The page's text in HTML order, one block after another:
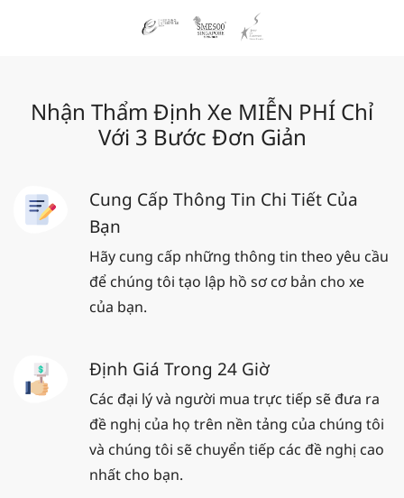
Nhận Thẩm Định Xe MIỄN PHÍ Chỉ
Với 3 Bước Đơn Giản
Cung Cấp Thông Tin Chi Tiết Của
Bạn
Hãy cung cấp những thông tin theo yêu cầu
để chúng tôi tạo lập hồ sơ cơ bản cho xe
của bạn.
Định Giá Trong 24 Giờ
Các đại lý và người mua trực tiếp sẽ đưa ra
đề nghị của họ trên nền tảng của chúng tôi
và chúng tôi sẽ chuyển tiếp các đề nghị cao
nhất cho bạn.